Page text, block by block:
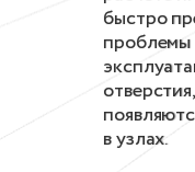
быстро
проблемы
в узлах.